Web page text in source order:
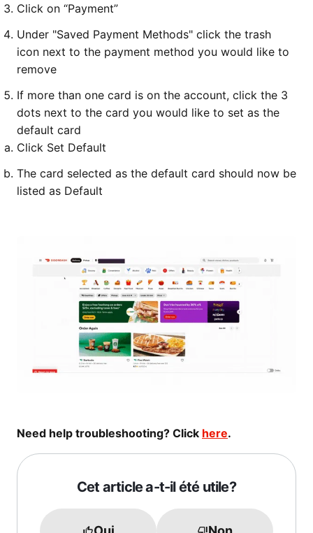
Click on “Payment”
Under "Saved Payment Methods" click the trash
icon next to the payment method you would like to
remove
If more than one card is on the account, click the 3
dots next to the card you would like to set as the
default card
Click Set Default
The card selected as the default card should now be
listed as Default
Need help troubleshooting? Click here.
Cet article a-t-il été utile?